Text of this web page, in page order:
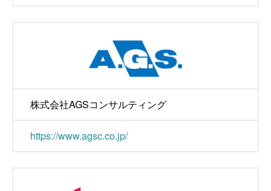
株式会社AGSコンサルティング
https://www.agsc.co.jp/